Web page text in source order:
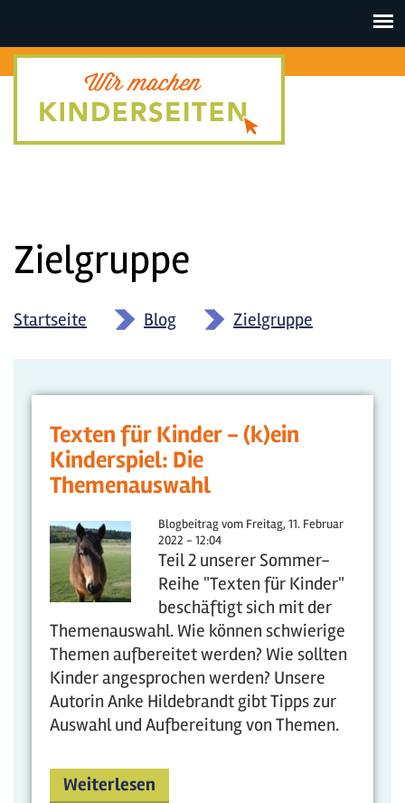
Toggle
Zielgruppe
Startseite » Blog » Zielgruppe
Texten für Kinder - (k)ein
Kinderspiel: Die
Themenauswahl
Blogbeitrag vom Freitag, 11. Februar
2022 - 12:04
Teil 2 unserer Sommer-
Reihe "Texten für Kinder"
beschäftigt sich mit der
Themenauswahl. Wie können schwierige
Themen aufbereitet werden? Wie sollten
Kinder angesprochen werden? Unsere
Autorin Anke Hildebrandt gibt Tipps zur
Auswahl und Aufbereitung von Themen.
Weiterlesen